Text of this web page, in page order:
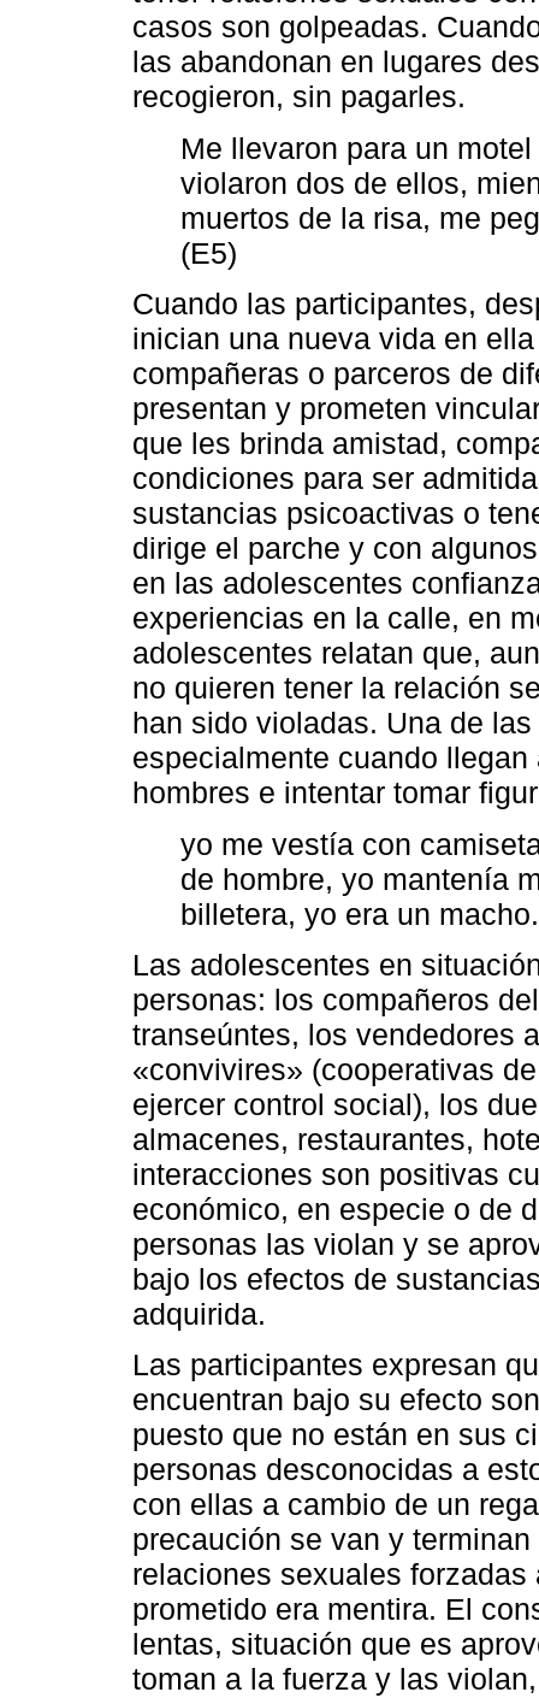
casos son golpeadas.
las abandonan en lugares
recogieron, sin pagarles.
Me llevaron para un
violaron dos de ellos,
muertos de la risa, me
(E5)
Cuando las participantes,
inician una nueva vida en
compañeras o parceros de
presentan y prometen
que les brinda amistad,
condiciones para ser
sustancias psicoactivas o
dirige el parche y con
en las adolescentes
experiencias en la calle, en
adolescentes relatan que,
no quieren tener la relación
han sido violadas. Una de
especialmente cuando
hombres e intentar tomar
yo me vestía con
de hombre, yo mantenía
billetera, yo era un
Las adolescentes en
personas: los compañeros
transeúntes, los vendedores
«convivires» (cooperativas
ejercer control social), los
almacenes, restaurantes,
interacciones son positivas
económico, en especie o de
personas las violan y se
bajo los efectos de
adquirida.
Las participantes expresan
encuentran bajo su efecto
puesto que no están en sus
personas desconocidas a
con ellas a cambio de un
precaución se van y
relaciones sexuales
prometido era mentira. El
lentas, situación que es
toman a la fuerza y las